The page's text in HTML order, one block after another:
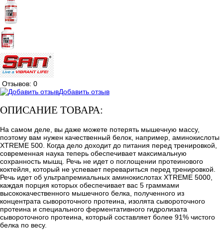
Отзывов: 0
Добавить отзыв
ОПИСАНИЕ ТОВАРА:
На самом деле, вы даже можете потерять мышечную массу,
поэтому вам нужен качественный белок, например, аминокислоты
XTREME 500. Когда дело доходит до питания перед тренировкой,
современная наука теперь обеспечивает максимальную
сохранность мышц. Речь не идет о поглощении протеинового
коктейля, который не успевает перевариться перед тренировкой.
Речь идет об ультрапремиальных аминокислотах XTREME 5000,
каждая порция которых обеспечивает вас 5 граммами
высококачественного мышечного белка, полученного из
концентрата сывороточного протеина, изолята сывороточного
протеина и специального ферментативного гидролизата
сывороточного протеина, который составляет более 91% чистого
белка по весу.